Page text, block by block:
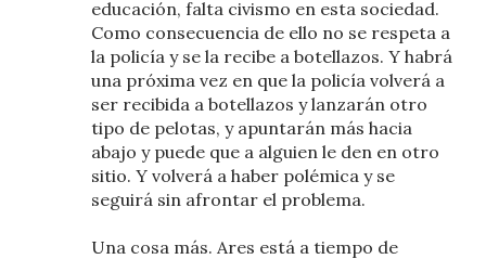
educación, falta civismo en esta sociedad.
Como consecuencia de ello no se respeta a
la policía y se la recibe a botellazos. Y habrá
una próxima vez en que la policía volverá a
ser recibida a botellazos y lanzarán otro
tipo de pelotas, y apuntarán más hacia
abajo y puede que a alguien le den en otro
sitio. Y volverá a haber polémica y se
seguirá sin afrontar el problema.
Una cosa más. Ares está a tiempo de